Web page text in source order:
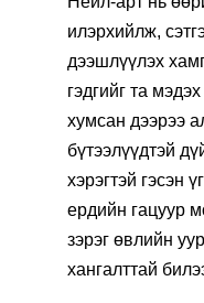
илэрхийлж,
дээшлүүлэх
гэдгийг та
хумсан дээрээ
бүтээлүүдтэй
хэрэгтэй гэсэн
ердийн гацуур
зэрэг өвлийн
хангалттай